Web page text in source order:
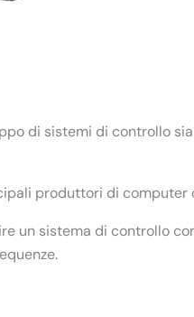
di sistemi di controllo
produttori di computer
un sistema di controllo